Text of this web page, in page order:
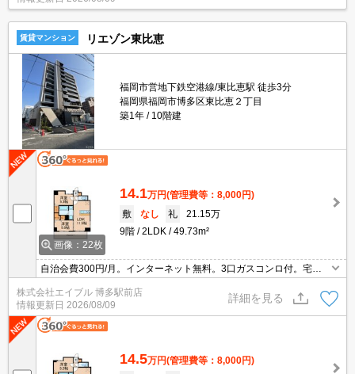
賃貸マンション リエゾン東比恵
福岡市営地下鉄空港線/東比恵駅 徒歩3分
福岡県福岡市博多区東比恵２丁目
築1年
10階建
画像：22枚
14.1万円(管理費等：8,000円)
敷
なし 礼
21.15万
9階
2LDK 49.73m²
自治会費300円/月。インターネット無料。3口ガスコンロ付。宅配
ボックスあり。オートロック。追い焚き機能付きバス。
株式会社エイブル 博多駅前店
情報更新日 2026/08/09
詳細を見る
14.5万円(管理費等：8,000円)